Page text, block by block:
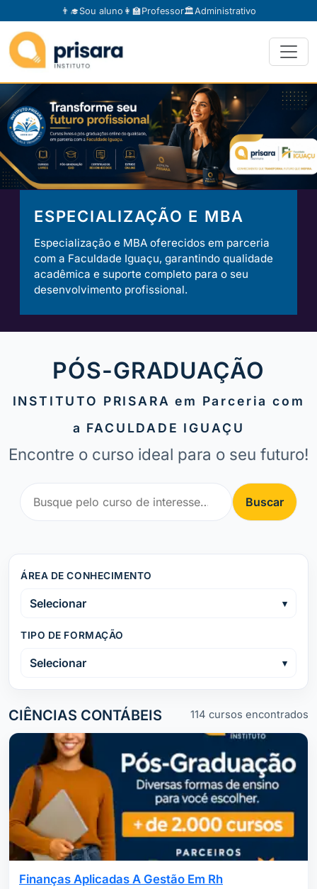
👨‍🎓Sou aluno 👩‍🏫Professor🏛️Administrativo
ESPECIALIZAÇÃO E MBA
Especialização e MBA oferecidos em parceria
com a Faculdade Iguaçu, garantindo qualidade
acadêmica e suporte completo para o seu
desenvolvimento profissional.
PÓS-GRADUAÇÃO
INSTITUTO PRISARA em Parceria com
a FACULDADE IGUAÇU
Encontre o curso ideal para o seu futuro!
Buscar
ÁREA DE CONHECIMENTO
Selecionar
TIPO DE FORMAÇÃO
Selecionar
CIÊNCIAS CONTÁBEIS 114 cursos encontrados
Finanças Aplicadas A Gestão Em Rh